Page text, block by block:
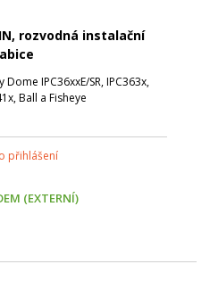
rozvodná instalační
IPC36xxE/SR, IPC363x,
Ball a Fisheye
přihlášení
(EXTERNÍ)